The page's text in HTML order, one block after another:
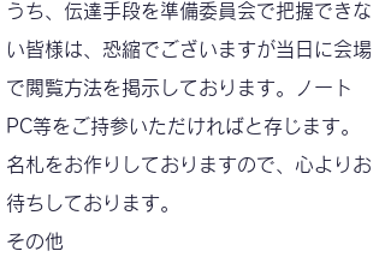
うち、伝達手段を準備委員会で把握できな
い皆様は、恐縮でございますが当日に会場
で閲覧方法を掲示しております。ノート
PC等をご持参いただければと存じます。
名札をお作りしておりますので、心よりお
待ちしております。
​その他